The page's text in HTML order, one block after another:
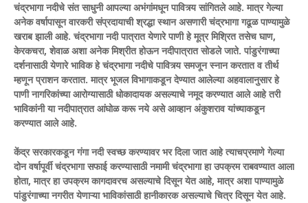
चंद्रभागा नदीचे संत साधुनी आपल्या अभंगांमधून पावित्र्य सांगितले आहे. मात्र गेल्या
अनेक वर्षापासून वारकरी संप्रदायाची श्रद्धा स्थान असणारी चंद्रभागा गढूळ पाण्यामुळे
खराब झाली आहे. चंद्रभागा नदी पात्रात येणारे पाणी हे मूत्र मिश्रित तसेच घाण,
केरकचरा, शेवाळ अशा अनेक मिश्रीत होऊन नदीपात्रात सोडले जाते. पांडुरंगाच्या
दर्शनासाठी येणारे भाविक हे चंद्रभागा नदीचे पावित्र्य समजून स्नान करतात व तीर्थ
म्हणून प्राशन करतात. मात्र भूजल विभागाकडून देण्यात आलेल्या अहवालानुसार हे
पाणी नागरिकांच्या आरोग्यासाठी धोकादायक असल्याचे नमूद करण्यात आले आहे तरी
भाविकांनी या नदीपात्रात आंघोळ करू नये असे आव्हान अंकुशराव यांच्याकडून
करण्यात आले आहे.
केंद्र सरकारकडून गंगा नदी स्वच्छ करण्यावर भर दिला जात आहे त्याचप्रमाणे गेल्या
दोन वर्षापूर्वी चंद्रभागा सफाई करण्यासाठी नमामी चंद्रभागा हा उपक्रम राबवण्यात आला
होता, मात्र हा उपक्रम कागदावरच असल्याचे दिसून येत आहे, मात्र अशा पाण्यामुळे
पांडुरंगाच्या नगरीत येणाऱ्या भाविकांसाठी हानीकारक असल्याचे चित्र दिसून येत आहे.